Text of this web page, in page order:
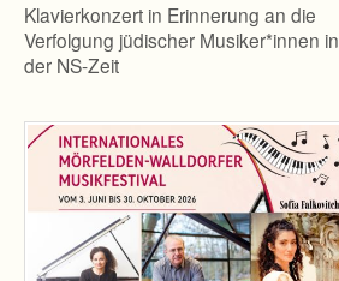
Klavierkonzert in Erinnerung an die
Verfolgung jüdischer Musiker*innen in
der NS-Zeit